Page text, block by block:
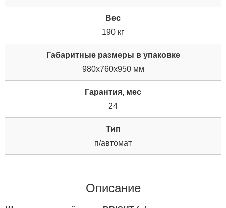
Вес
190 кг
Габаритные размеры в упаковке
980х760х950 мм
Гарантия, мес
24
Тип
п/автомат
Описание